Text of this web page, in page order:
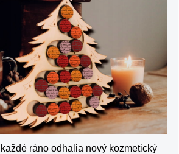
ráno odhalia nový kozmetický